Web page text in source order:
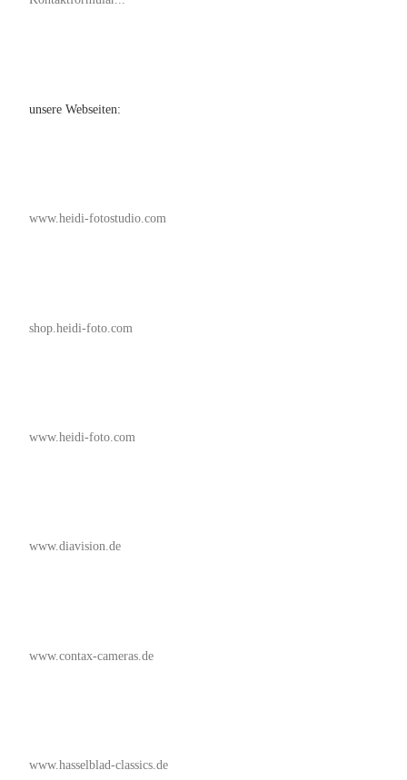
unsere Webseiten:
www.heidi-fotostudio.com
shop.heidi-foto.com
www.heidi-foto.com
www.diavision.de
www.contax-cameras.de
www.hasselblad-classics.de